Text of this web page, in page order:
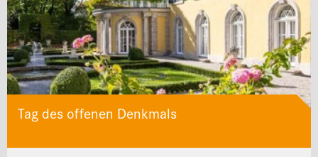
Tag des offenen Denkmals